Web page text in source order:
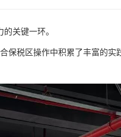
关键一环。
税区操作中积累了丰富的实